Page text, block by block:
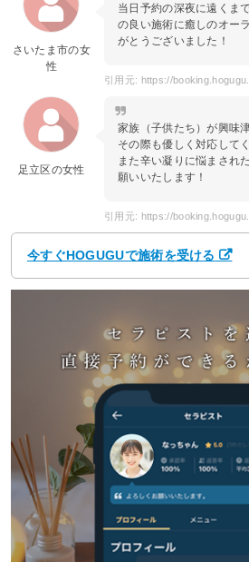
さいたま市の女
性
当日予約の深夜に遠くま
の良い施術に癒しのオー
がとうございました！
足立区の女性
家族（子供たち）が興味
その際も優しく対応して
また辛い凝りに悩まされ
願いいたします！
今すぐHOGUGUで施術を受ける